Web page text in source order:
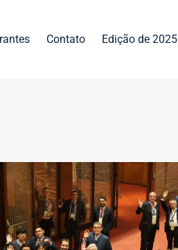
Contato Edição de 2025